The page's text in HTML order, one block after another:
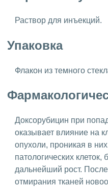
Раствор для инъекций.
Упаковка
Флакон из темного
Доксорубицин при
оказывает влияние на
опухоли, проникая в
патологических
дальнейший рост.
отмирания тканей